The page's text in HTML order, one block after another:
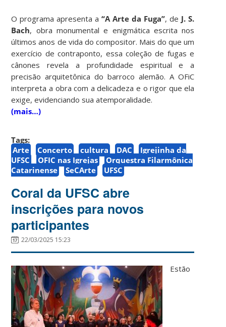
O programa apresenta a“A Arte da Fuga”, de J. S.
Bach, obra monumental e enigmática escrita nos
últimos anos de vida do compositor. Mais do que um
exercício de contraponto, essa coleção de fugas e
cânones revela a profundidade espiritual e a
precisão arquitetônica do barroco alemão. A OFiC
interpreta a obra com a delicadeza e o rigor que ela
exige, evidenciando sua atemporalidade.
(mais…)
Tags:
Arte
Concerto cultura DAC
Igrejinha da
UFSC
OFIC nas Igrejas
Orquestra Filarmônica
Catarinense
SeCArte UFSC
Coral da UFSC abre
inscrições para novos
participantes
22/03/2025 15:23
Estão